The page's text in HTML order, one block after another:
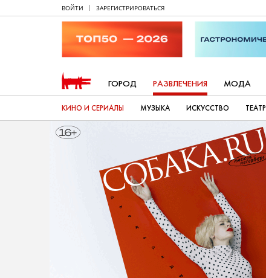
ВОЙТИ ЗАРЕГИСТРИРОВАТЬСЯ
ГОРОД РАЗВЛЕЧЕНИЯ МОДА
КИНО И СЕРИАЛЫ МУЗЫКА ИСКУССТВО ТЕАТР